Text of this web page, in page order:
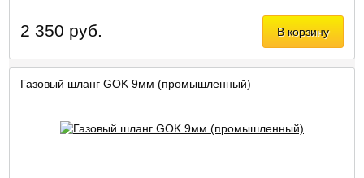
В корзину
2 350 руб.
Газовый шланг GOK 9мм (промышленный)